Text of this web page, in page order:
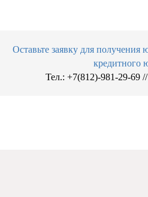
Оставьте заявку для получения
кредитного
Тел.: +7(812)-981-29-69